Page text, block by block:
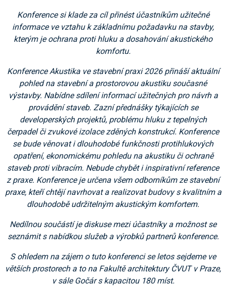
Konference si klade za cíl přinést účastníkům užitečné
informace ve vztahu k základnímu požadavku na stavby,
kterým je ochrana proti hluku a dosahování akustického
komfortu.
Konference Akustika ve stavební praxi 2026 přináší aktuální
pohled na stavební a prostorovou akustiku současné
výstavby. Nabídne sdílení informací užitečných pro návrh a
provádění staveb. Zazní přednášky týkajících se
developerských projektů, problému hluku z tepelných
čerpadel či zvukové izolace zděných konstrukcí. Konference
se bude věnovat i dlouhodobé funkčnosti protihlukových
opatření, ekonomickému pohledu na akustiku či ochraně
staveb proti vibracím. Nebude chybět i inspirativní reference
z praxe. Konference je určena všem odborníkům ze stavební
praxe, kteří chtějí navrhovat a realizovat budovy s kvalitním a
dlouhodobě udržitelným akustickým komfortem.
Nedílnou součástí je diskuse mezi účastníky a možnost se
seznámit s nabídkou služeb a výrobků partnerů konference.
S ohledem na zájem o tuto konferenci se letos sejdeme ve
větších prostorech a to na Fakultě architektury ČVUT v Praze,
v sále Gočár s kapacitou 180 míst.